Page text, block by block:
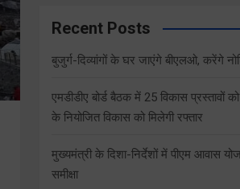
Recent Posts
बुजुर्ग-दिव्यांगों के घर जाएंगे बीएलओ, करेंगे
एमडीडीए बोर्ड बैठक में 25 विकास प्रस्तावों
के नियोजित विकास को मिलेगी रफ्तार
मुख्यमंत्री के दिशा-निर्देशों में पीएम आवास
समीक्षा